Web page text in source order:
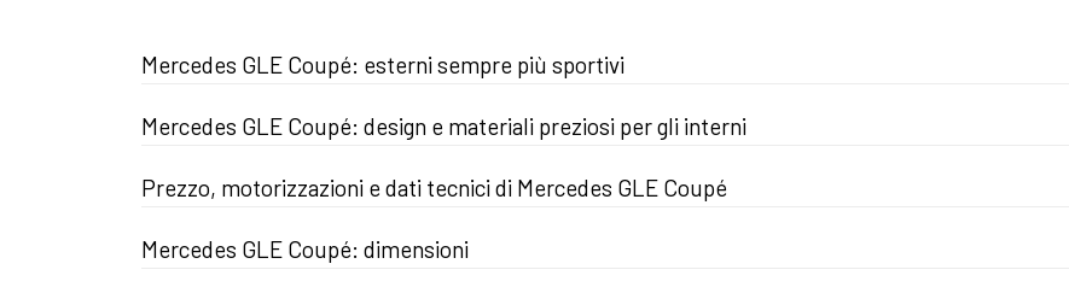
Mercedes GLE Coupé: esterni sempre più sportivi
Mercedes GLE Coupé: design e materiali preziosi per gli interni
Prezzo, motorizzazioni e dati tecnici di Mercedes GLE Coupé
Mercedes GLE Coupé: dimensioni